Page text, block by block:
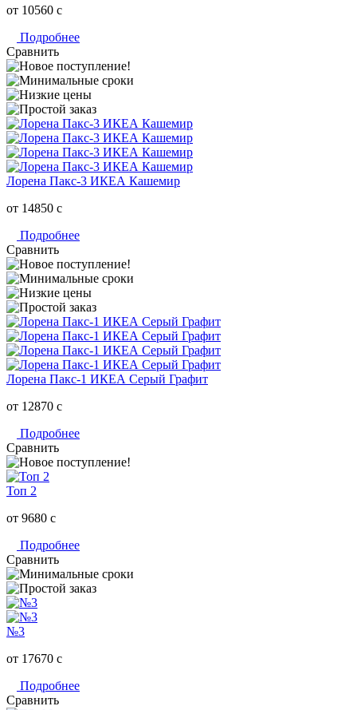
от 10560 c
Подробнее
Сравнить
Лорена Пакс-3 ИКЕА Кашемир
от 14850 c
Подробнее
Сравнить
Лорена Пакс-1 ИКЕА Серый Графит
от 12870 c
Подробнее
Сравнить
Топ 2
от 9680 c
Подробнее
Сравнить
№3
от 17670 c
Подробнее
Сравнить